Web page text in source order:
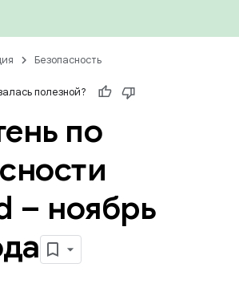
Безопасность
полезной?
по
– ноябрь